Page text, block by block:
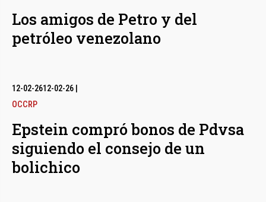
Los amigos de Petro y del
petróleo venezolano
12-02-2612-02-26
OCCRP
Epstein compró bonos de Pdvsa
siguiendo el consejo de un
bolichico